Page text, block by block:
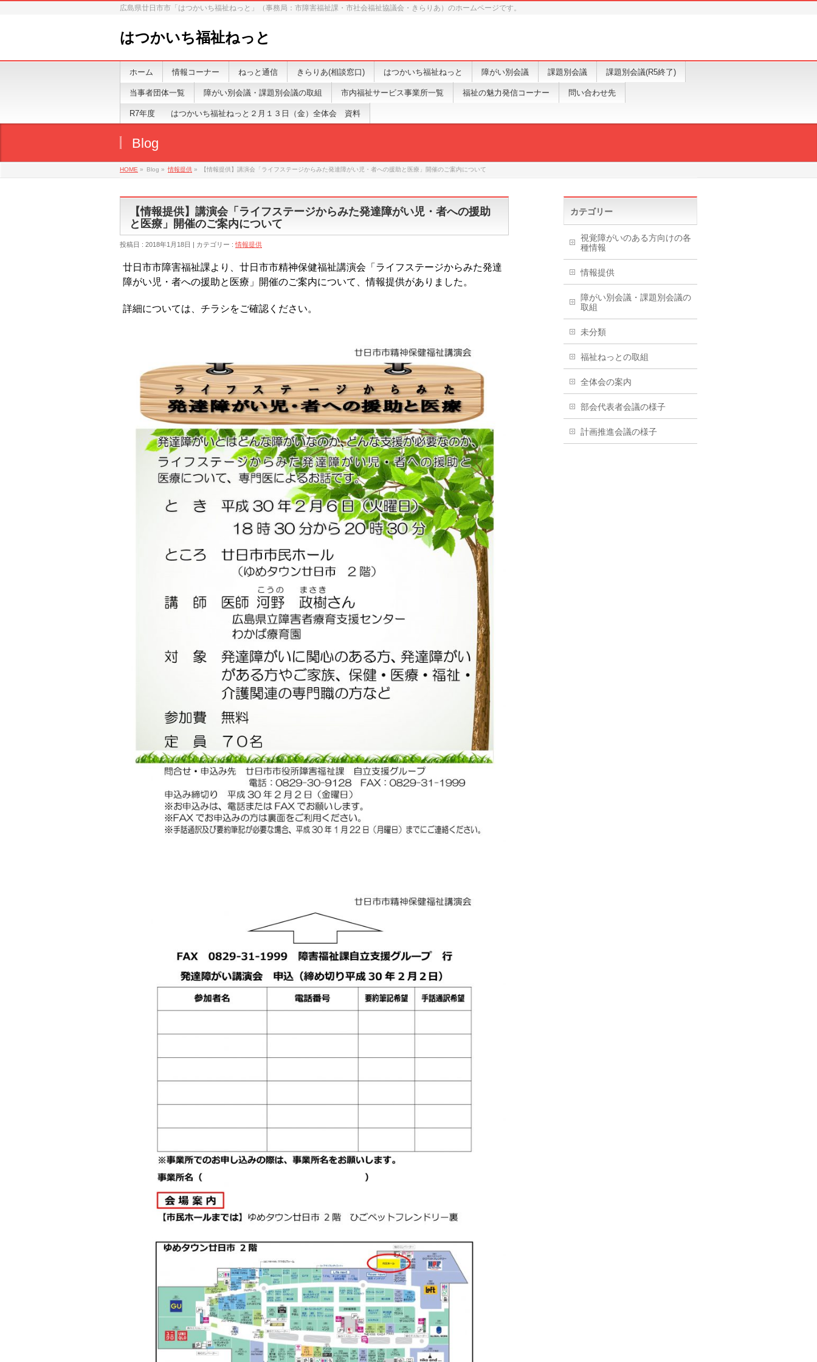
広島県廿日市市「はつかいち福祉ねっと」（事務局：市障害福祉課・市社会福祉協議会・きらりあ）のホームページです。
はつかいち福祉ねっと
ホーム 情報コーナー ねっと通信 きらりあ(相談窓口) はつかいち福祉ねっと 障がい別会議 課題別会議 課題別会議(R5終了)
当事者団体一覧 障がい別会議・課題別会議の取組 市内福祉サービス事業所一覧 福祉の魅力発信コーナー 問い合わせ先
R7年度 はつかいち福祉ねっと２月１３日（金）全体会 資料
Blog
HOME » Blog » 情報提供 » 【情報提供】講演会「ライフステージからみた発達障がい児・者への援助と医療」開催のご案内について
【情報提供】講演会「ライフステージからみた発達障がい児・者への援助
と医療」開催のご案内について
投稿日 : 2018年1月18日 | カテゴリー :情報提供
廿日市市障害福祉課より、廿日市市精神保健福祉講演会「ライフステージからみた発達
障がい児・者への援助と医療」開催のご案内について、情報提供がありました。
詳細については、チラシをご確認ください。
カテゴリー
視覚障がいのある方向けの各
種情報
情報提供
障がい別会議・課題別会議の
取組
未分類
福祉ねっとの取組
全体会の案内
部会代表者会議の様子
計画推進会議の様子